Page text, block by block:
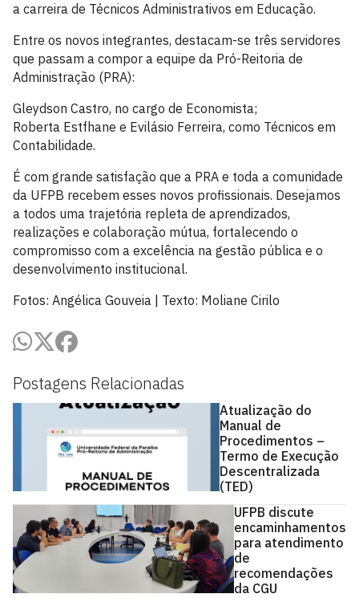
Postagens Relacionadas
Atualização do
Manual de
Procedimentos –
Termo de Execução
Descentralizada
(TED)
UFPB discute
encaminhamentos
para atendimento
de
recomendações
da CGU
a carreira de Técnicos Administrativos em Educação.
Entre os novos integrantes, destacam-se três servidores
que passam a compor a equipe da Pró-Reitoria de
Administração (PRA):
Gleydson Castro, no cargo de Economista;
Roberta Estfhane e Evilásio Ferreira, como Técnicos em
Contabilidade.
É com grande satisfação que a PRA e toda a comunidade
da UFPB recebem esses novos profissionais. Desejamos
a todos uma trajetória repleta de aprendizados,
realizações e colaboração mútua, fortalecendo o
compromisso com a excelência na gestão pública e o
desenvolvimento institucional.
Fotos: Angélica Gouveia | Texto: Moliane Cirilo